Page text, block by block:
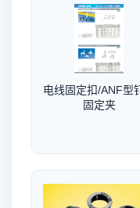
电线固定扣/ANF型
固定夹